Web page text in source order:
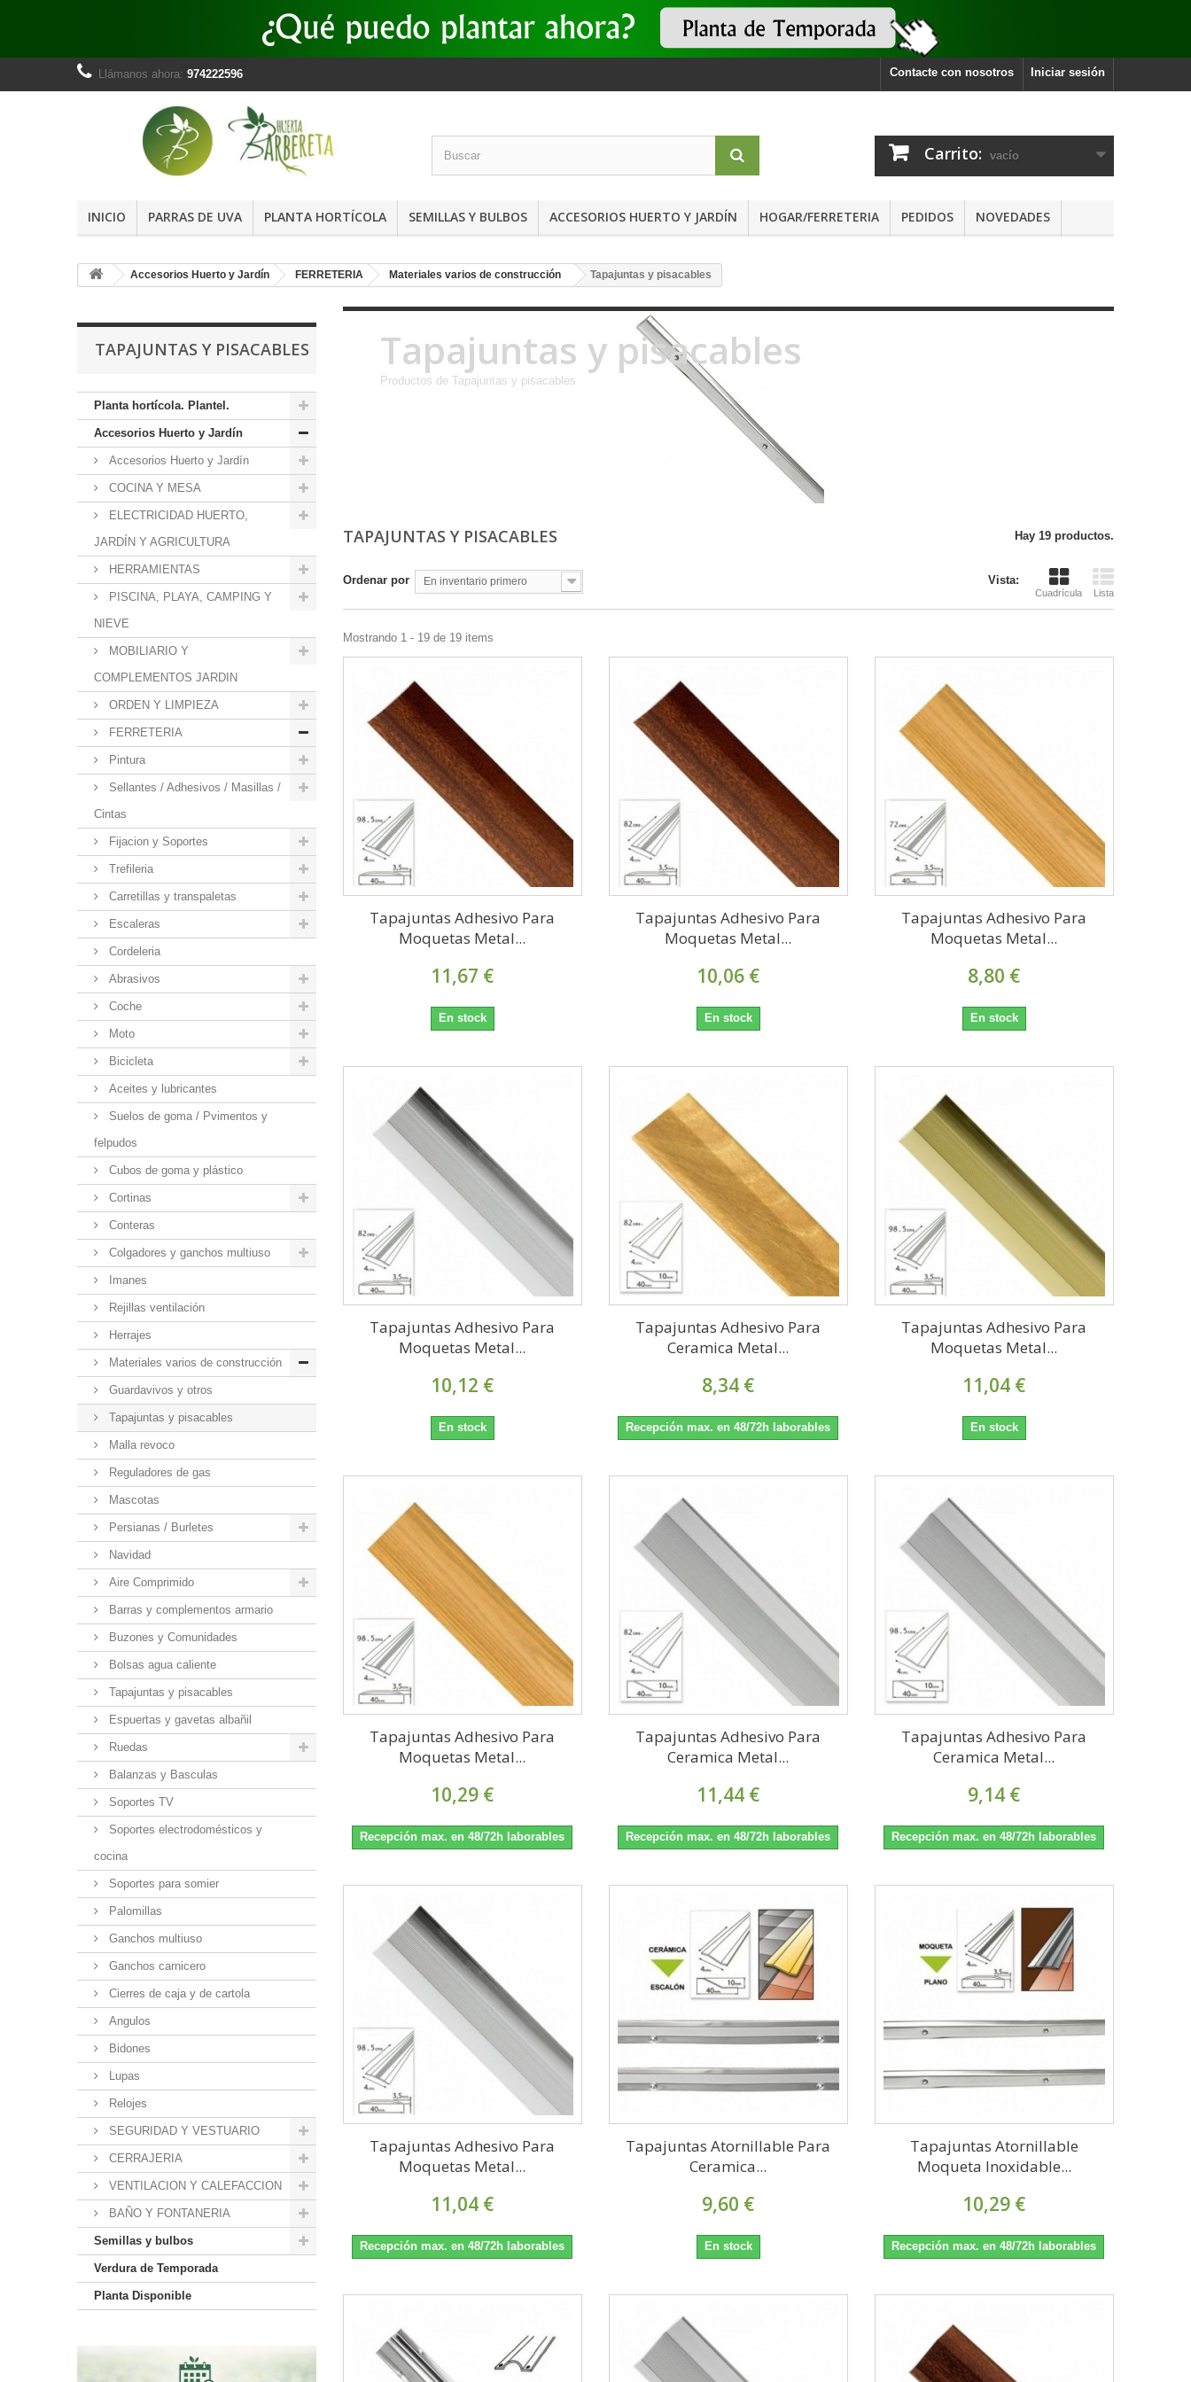
Iniciar sesión
Contacte con nosotros
Llámanos ahora: 974222596
Carrito: vacío
INICIO PARRAS DE UVA PLANTA HORTÍCOLA SEMILLAS Y BULBOS ACCESORIOS HUERTO Y JARDÍN HOGAR/FERRETERIA PEDIDOS NOVEDADES
Accesorios Huerto y Jardín FERRETERIA Materiales varios de construcción Tapajuntas y pisacables
TAPAJUNTAS Y PISACABLES
Planta hortícola. Plantel.
Accesorios Huerto y Jardín
Accesorios Huerto y Jardín
COCINA Y MESA
ELECTRICIDAD HUERTO,
JARDÍN Y AGRICULTURA
HERRAMIENTAS
PISCINA, PLAYA, CAMPING Y
NIEVE
MOBILIARIO Y
COMPLEMENTOS JARDIN
ORDEN Y LIMPIEZA
FERRETERIA
Pintura
Sellantes / Adhesivos / Masillas /
Cintas
Fijacion y Soportes
Trefileria
Carretillas y transpaletas
Escaleras
Cordeleria
Abrasivos
Coche
Moto
Bicicleta
Aceites y lubricantes
Suelos de goma / Pvimentos y
felpudos
Cubos de goma y plástico
Cortinas
Conteras
Colgadores y ganchos multiuso
Imanes
Rejillas ventilación
Herrajes
Materiales varios de construcción
Guardavivos y otros
Tapajuntas y pisacables
Malla revoco
Reguladores de gas
Mascotas
Persianas / Burletes
Navidad
Aire Comprimido
Barras y complementos armario
Buzones y Comunidades
Bolsas agua caliente
Tapajuntas y pisacables
Espuertas y gavetas albañil
Ruedas
Balanzas y Basculas
Soportes TV
Soportes electrodomésticos y
cocina
Soportes para somier
Palomillas
Ganchos multiuso
Ganchos carnicero
Cierres de caja y de cartola
Angulos
Bidones
Lupas
Relojes
SEGURIDAD Y VESTUARIO
CERRAJERIA
VENTILACION Y CALEFACCION
BAÑO Y FONTANERIA
Semillas y bulbos
Verdura de Temporada
Planta Disponible
Tapajuntas y pisacables
Productos de Tapajuntas y pisacables
TAPAJUNTAS Y PISACABLES Hay 19 productos.
Vista:
Cuadrícula Lista
Ordenar por En inventario primero
Mostrando 1 - 19 de 19 items
Tapajuntas Adhesivo Para
Moquetas Metal...
11,67 €
En stock
Tapajuntas Adhesivo Para
Moquetas Metal...
10,06 €
En stock
Tapajuntas Adhesivo Para
Moquetas Metal...
8,80 €
En stock
Tapajuntas Adhesivo Para
Moquetas Metal...
10,12 €
En stock
Tapajuntas Adhesivo Para
Ceramica Metal...
8,34 €
Recepción max. en 48/72h laborables
Tapajuntas Adhesivo Para
Moquetas Metal...
11,04 €
En stock
Tapajuntas Adhesivo Para
Moquetas Metal...
10,29 €
Recepción max. en 48/72h laborables
Tapajuntas Adhesivo Para
Ceramica Metal...
11,44 €
Recepción max. en 48/72h laborables
Tapajuntas Adhesivo Para
Ceramica Metal...
9,14 €
Recepción max. en 48/72h laborables
Tapajuntas Adhesivo Para
Moquetas Metal...
11,04 €
Recepción max. en 48/72h laborables
Tapajuntas Atornillable Para
Ceramica...
9,60 €
En stock
Tapajuntas Atornillable
Moqueta Inoxidable...
10,29 €
Recepción max. en 48/72h laborables